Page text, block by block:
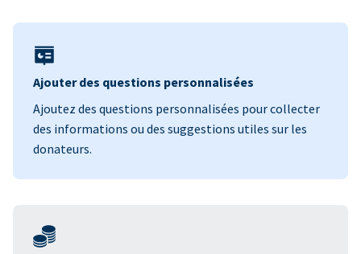
Ajouter des questions personnalisées
Ajoutez des questions personnalisées pour collecter
des informations ou des suggestions utiles sur les
donateurs.